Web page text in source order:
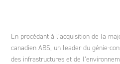
En procédant à l’acquisition de la
canadien ABS, un leader du génie-
des infrastructures et de